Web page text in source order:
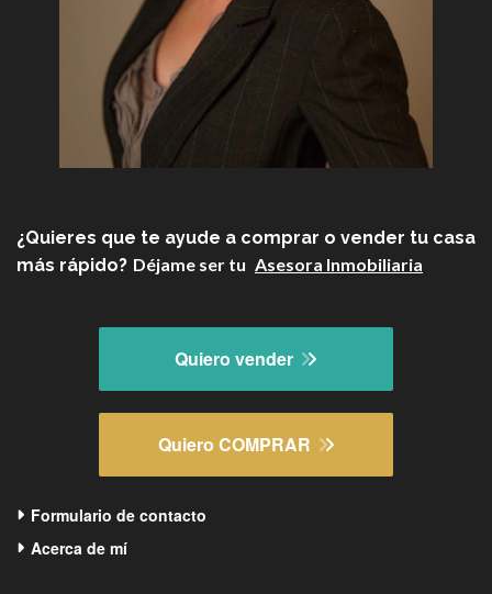
¿Quieres que te ayude a comprar o vender tu casa
más rápido? Déjame ser tu Asesora Inmobiliaria
Quiero vender
Quiero COMPRAR
Formulario de contacto
Acerca de mí